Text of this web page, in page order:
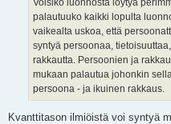
palautuuko kaikki lopulta
vaikealta uskoa, että
syntyä persoonaa,
rakkautta. Persoonien ja
mukaan palautua johonkin
persoona - ja ikuinen rakkaus.
Kvanttitason ilmiöistä voi syntyä